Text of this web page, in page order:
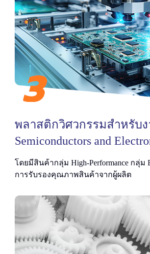
พลาสติกวิศวกรรมสำหรับ
Semiconductors and
โดยมีสินค้ากลุ่ม High-Performance กลุ่ม
การรับรองคุณภาพสินค้าจากผู้ผลิต